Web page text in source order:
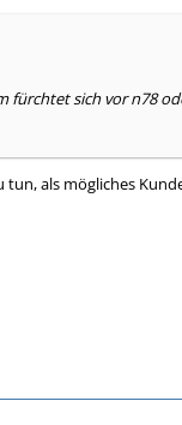
fürchtet sich vor n78
als mögliches